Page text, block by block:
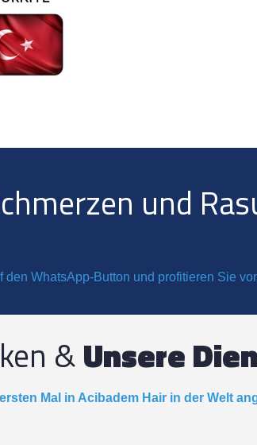
und
WhatsApp-Button und profitieren Sie
&Unsere
Mal in Acibadem Hair in der Welt